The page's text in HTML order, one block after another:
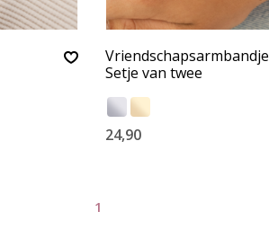
Setje van twee
24,90
1